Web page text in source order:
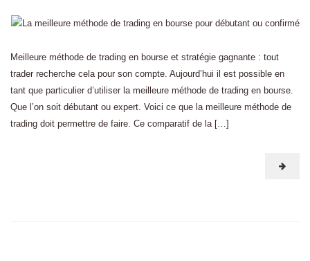
Meilleure méthode de trading en bourse et stratégie gagnante : tout
trader recherche cela pour son compte. Aujourd’hui il est possible en
tant que particulier d’utiliser la meilleure méthode de trading en bourse.
Que l’on soit débutant ou expert. Voici ce que la meilleure méthode de
trading doit permettre de faire. Ce comparatif de la […]